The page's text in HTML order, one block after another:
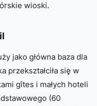
wioski.
jako główna baza dla
przekształciła się w
gîtes i małych hoteli
(60